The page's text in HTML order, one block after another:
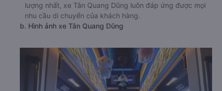
lượng nhất, xe Tân Quang Dũng luôn đáp ứng được mọi
nhu cầu di chuyển của khách hàng.
b. Hình ảnh xe Tân Quang Dũng